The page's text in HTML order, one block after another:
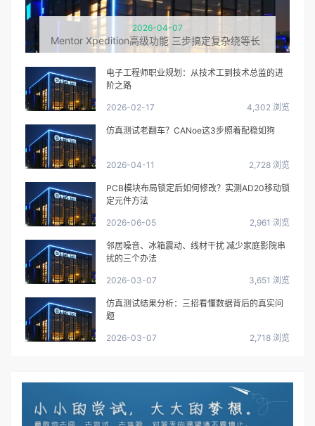
2026-04-07
Mentor Xpedition高级功能 三步搞定复杂绕等长
电子工程师职业规划：从技术工到技术总监的进
阶之路
2026-02-17 4,302 浏览
仿真测试老翻车？CANoe这3步照着配稳如狗
2026-04-11 2,728 浏览
PCB模块布局锁定后如何修改？实测AD20移动锁
定元件方法
2026-06-05 2,961 浏览
邻居噪音、冰箱震动、线材干扰 减少家庭影院串
扰的三个办法
2026-03-07 3,651 浏览
仿真测试结果分析：三招看懂数据背后的真实问
题
2026-03-07 2,718 浏览